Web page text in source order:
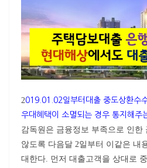
2019.01.02일부터대출 중도상환수
우대혜택이 소멸되는 경우 통지해주
감독원은 금융정보 부족으로 인한
않도록 다음달 2일부터 이같은 내
대한다. 먼저 대출고객을 상대로